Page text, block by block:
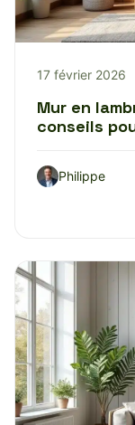
17 février 2026
Mur en
conseils
Philippe